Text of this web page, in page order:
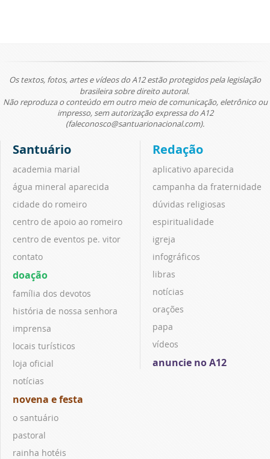
Os textos, fotos, artes e vídeos do A12 estão protegidos pela legislação
brasileira sobre direito autoral.
Não reproduza o conteúdo em outro meio de comunicação, eletrônico ou
impresso, sem autorização expressa do A12
(faleconosco@santuarionacional.com).
Santuário
academia marial
água mineral aparecida
cidade do romeiro
centro de apoio ao romeiro
centro de eventos pe. vitor
contato
doação
família dos devotos
história de nossa senhora
imprensa
locais turísticos
loja oficial
notícias
novena e festa
o santuário
pastoral
rainha hotéis
Redação
aplicativo aparecida
campanha da fraternidade
dúvidas religiosas
espiritualidade
igreja
infográficos
libras
notícias
orações
papa
vídeos
anuncie no A12